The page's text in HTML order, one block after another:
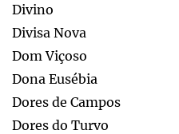
Divino
Divisa Nova
Dom Viçoso
Dona Eusébia
Dores de Campos
Dores do Turvo